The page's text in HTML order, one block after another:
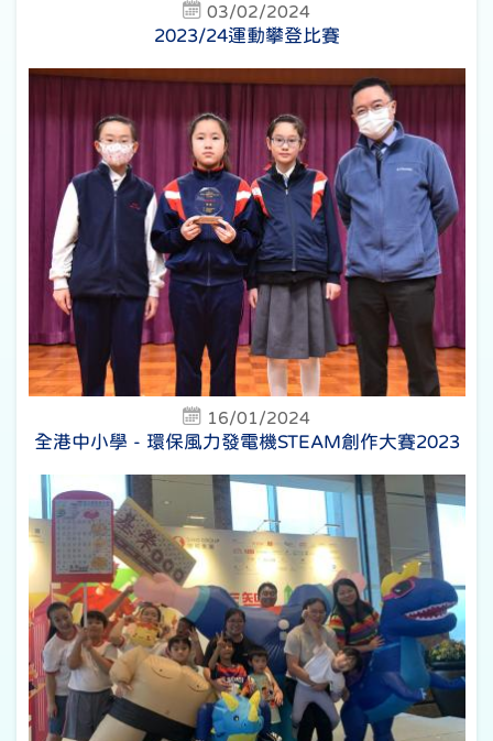
03/02/2024
2023/24運動攀登比賽
16/01/2024
全港中小學 - 環保風力發電機STEAM創作大賽2023